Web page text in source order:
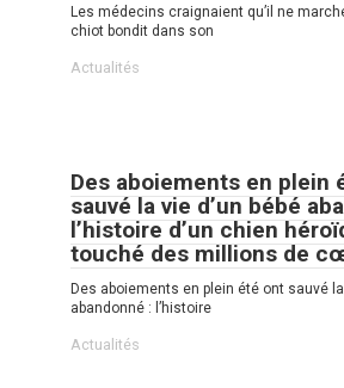
Les médecins craignaient qu’il ne
chiot bondit dans son
Actualités
Des aboiements en plein
sauvé la vie d’un bébé
l’histoire d’un chien
touché des millions de
Des aboiements en plein été ont sauvé la
abandonné : l’histoire
Actualités